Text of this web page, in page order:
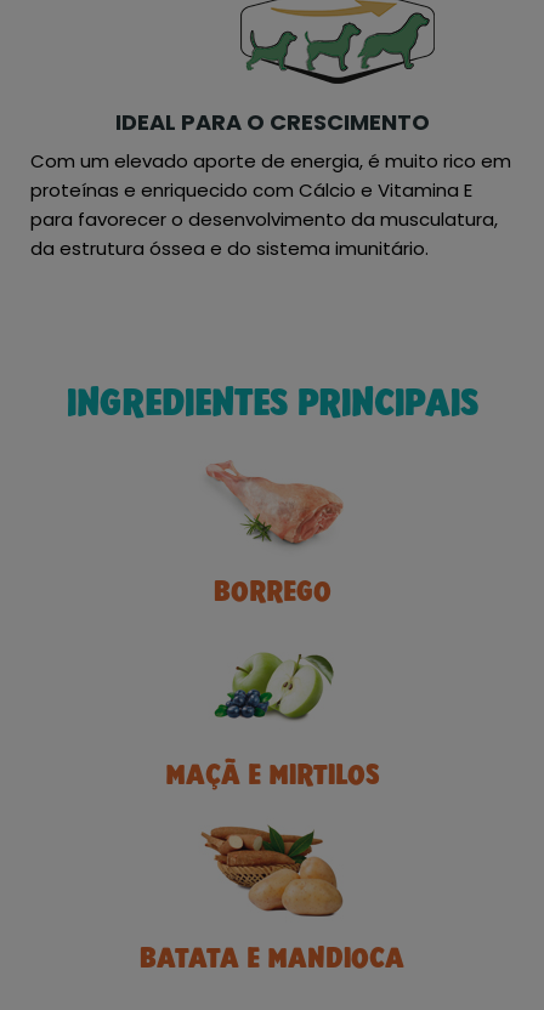
IDEAL PARA O CRESCIMENTO
Com um elevado aporte de energia, é muito rico em
proteínas e enriquecido com Cálcio e Vitamina E
para favorecer o desenvolvimento da musculatura,
da estrutura óssea e do sistema imunitário.
INGREDIENTES PRINCIPAIS
BORREGO
MAÇÃ E MIRTILOS
BATATA E MANDIOCA